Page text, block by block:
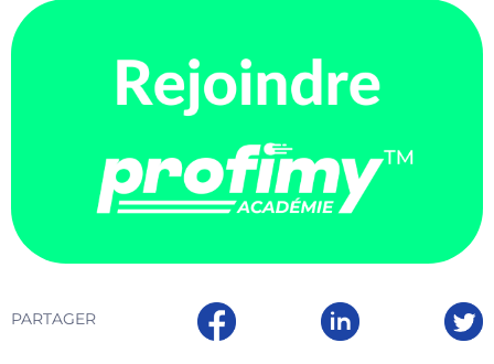
PARTAGER